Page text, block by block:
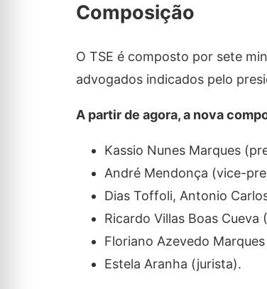
Composição
O TSE é composto por sete
advogados indicados pelo
A partir de agora, a nova
Kassio Nunes Marques
André Mendonça (vice-
Dias Toffoli, Antonio
Ricardo Villas Boas Cueva
Floriano Azevedo
Estela Aranha (jurista).